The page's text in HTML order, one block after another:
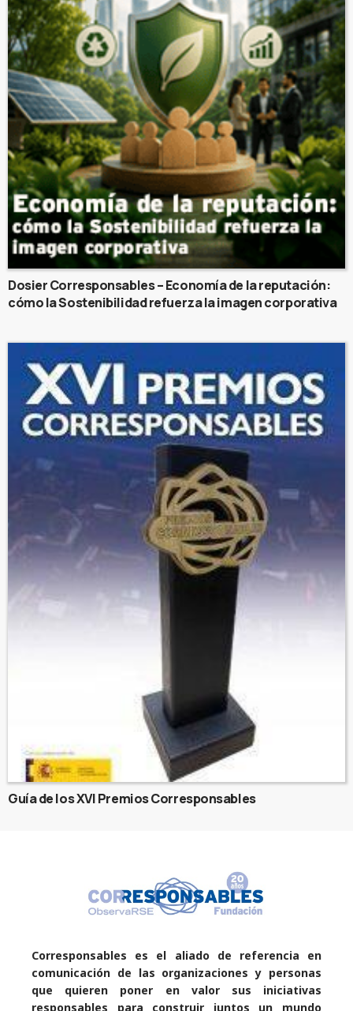
Dosier Corresponsables – Economía de la reputación:
cómo la Sostenibilidad refuerza la imagen corporativa
Guía de los XVI Premios Corresponsables
Corresponsables es el aliado de referencia en
comunicación de las organizaciones y personas
que quieren poner en valor sus iniciativas
responsables para construir juntos un mundo